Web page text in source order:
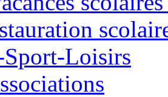
Loisirs